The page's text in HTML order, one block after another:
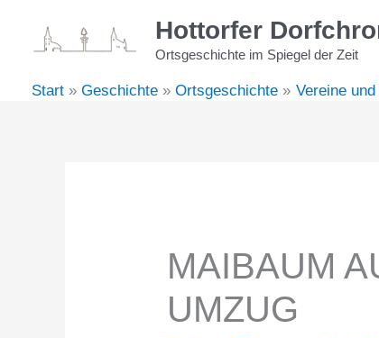
Hottorfer
Ortsgeschichte im Spiegel der Zeit
Start Geschichte Ortsgeschichte Vereine
MAIBAUM
UMZUG